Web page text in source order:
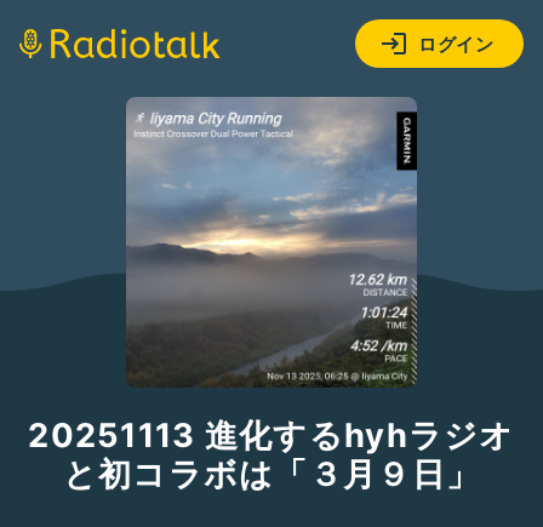
ログイン
20251113 進化するhyhラジオ
と初コラボは「３月９日」